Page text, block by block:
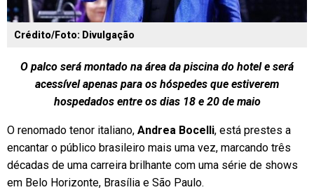
Crédito/Foto: Divulgação
O palco será montado na área da piscina do hotel e será
acessível apenas para os hóspedes que estiverem
hospedados entre os dias 18 e 20 de maio
O renomado tenor italiano, Andrea Bocelli, está prestes a
encantar o público brasileiro mais uma vez, marcando três
décadas de uma carreira brilhante com uma série de shows
em Belo Horizonte, Brasília e São Paulo.